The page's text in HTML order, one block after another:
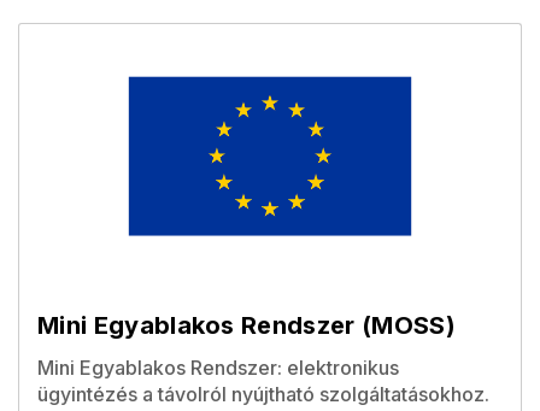
Mini Egyablakos Rendszer (MOSS)
Mini Egyablakos Rendszer: elektronikus
ügyintézés a távolról nyújtható szolgáltatásokhoz.